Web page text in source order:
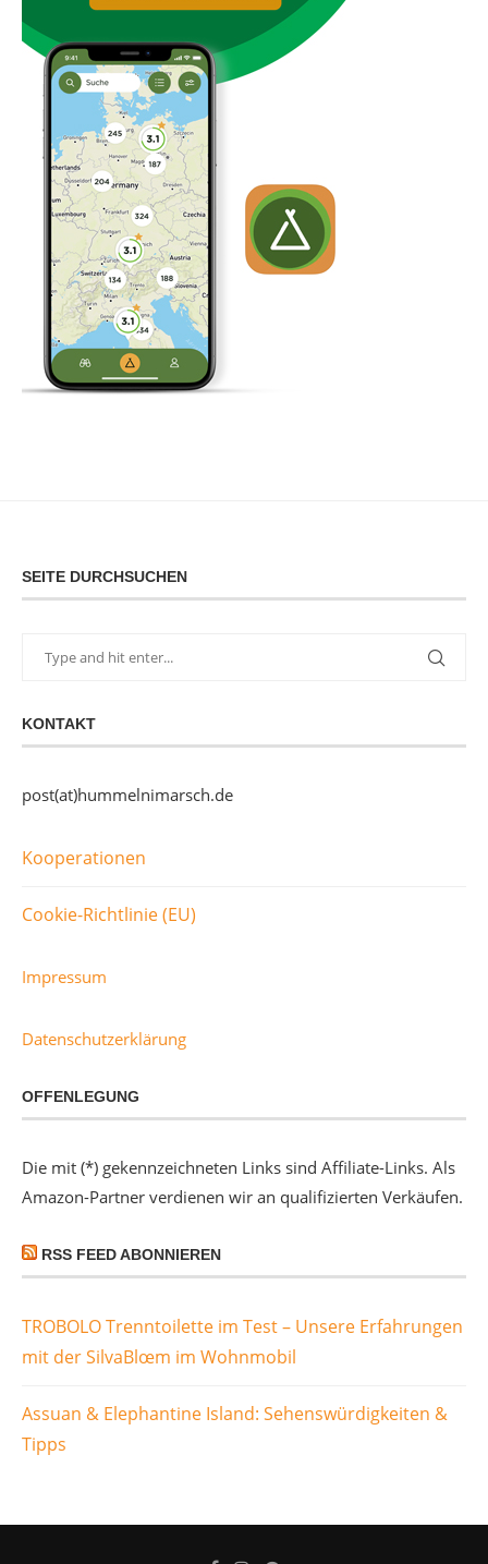
SEITE DURCHSUCHEN
KONTAKT
post(at)hummelnimarsch.de
Kooperationen
Cookie-Richtlinie (EU)
Impressum
Datenschutzerklärung
OFFENLEGUNG
Die mit (*) gekennzeichneten Links sind Affiliate-Links. Als
Amazon-Partner verdienen wir an qualifizierten Verkäufen.
RSS FEED ABONNIEREN
TROBOLO Trenntoilette im Test – Unsere Erfahrungen
mit der SilvaBlœm im Wohnmobil
Assuan & Elephantine Island: Sehenswürdigkeiten &
Tipps